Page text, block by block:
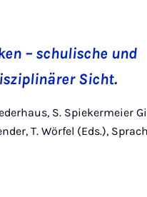
– schulische und
Sicht.
S. Spiekermeier
T. Wörfel (Eds.),